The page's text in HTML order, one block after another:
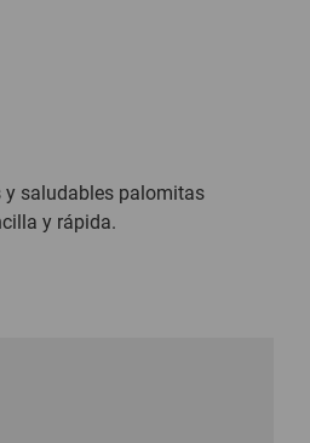
y saludables palomitas
y rápida.